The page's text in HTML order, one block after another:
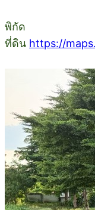
พิกัด
ที่ดิน https://